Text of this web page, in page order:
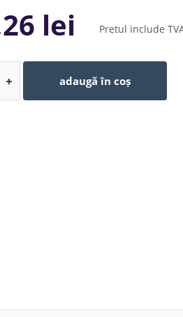
lei Pretul include
adaugă în coș